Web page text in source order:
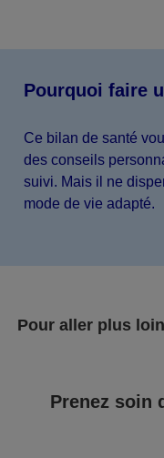
Pourquoi faire
Ce bilan de santé
des conseils
suivi. Mais il ne
mode de vie adapté.
Pour aller plus
Prenez soin